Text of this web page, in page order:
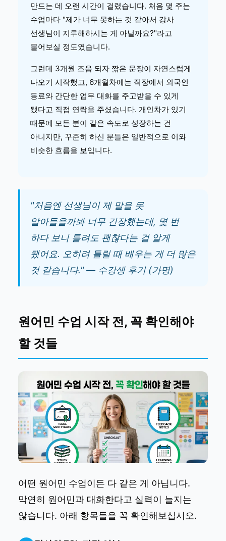
만드는 데 오랜 시간이 걸렸습니다. 처음 몇 주는
수업마다 "제가 너무 못하는 것 같아서 강사
선생님이 지루해하시는 게 아닐까요?"라고
물어보실 정도였습니다.
그런데 3개월 즈음 되자 짧은 문장이 자연스럽게
나오기 시작했고, 6개월차에는 직장에서 외국인
동료와 간단한 업무 대화를 주고받을 수 있게
됐다고 직접 연락을 주셨습니다. 개인차가 있기
때문에 모든 분이 같은 속도로 성장하는 건
아니지만, 꾸준히 하신 분들은 일반적으로 이와
비슷한 흐름을 보입니다.
"처음엔 선생님이 제 말을 못
알아들을까봐 너무 긴장했는데, 몇 번
하다 보니 틀려도 괜찮다는 걸 알게
됐어요. 오히려 틀릴 때 배우는 게 더 많은
것 같습니다." — 수강생 후기 (가명)
원어민 수업 시작 전, 꼭 확인해야
할 것들
어떤 원어민 수업이든 다 같은 게 아닙니다.
막연히 원어민과 대화한다고 실력이 늘지는
않습니다. 아래 항목들을 꼭 확인해보십시오.